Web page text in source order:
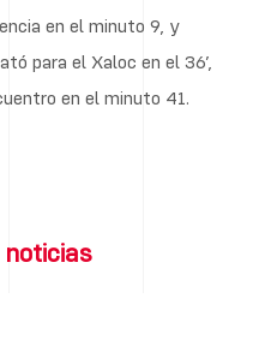
en el minuto 9, y
para el Xaloc en el 36’,
en el minuto 41.